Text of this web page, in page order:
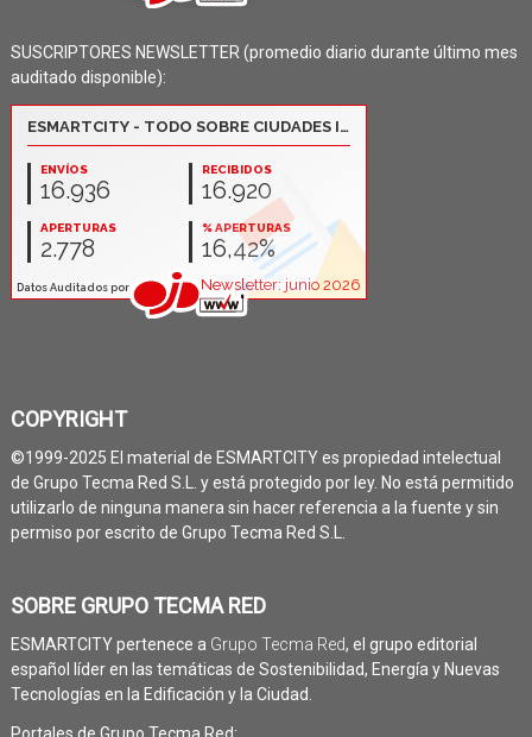
SUSCRIPTORES NEWSLETTER (promedio diario durante último mes
auditado disponible):
COPYRIGHT
©1999-2025 El material de ESMARTCITY es propiedad intelectual
de Grupo Tecma Red S.L. y está protegido por ley. No está permitido
utilizarlo de ninguna manera sin hacer referencia a la fuente y sin
permiso por escrito de Grupo Tecma Red S.L.
SOBRE GRUPO TECMA RED
ESMARTCITY pertenece a Grupo Tecma Red, el grupo editorial
español líder en las temáticas de Sostenibilidad, Energía y Nuevas
Tecnologías en la Edificación y la Ciudad.